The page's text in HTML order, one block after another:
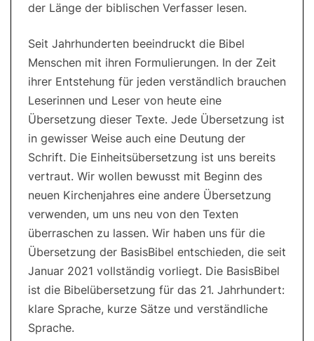
der Länge der biblischen Verfasser lesen.
Seit Jahrhunderten beeindruckt die Bibel
Menschen mit ihren Formulierungen. In der Zeit
ihrer Entstehung für jeden verständlich brauchen
Leserinnen und Leser von heute eine
Übersetzung dieser Texte. Jede Übersetzung ist
in gewisser Weise auch eine Deutung der
Schrift. Die Einheitsübersetzung ist uns bereits
vertraut. Wir wollen bewusst mit Beginn des
neuen Kirchenjahres eine andere Übersetzung
verwenden, um uns neu von den Texten
überraschen zu lassen. Wir haben uns für die
Übersetzung der BasisBibel entschieden, die seit
Januar 2021 vollständig vorliegt. Die BasisBibel
ist die Bibelübersetzung für das 21. Jahrhundert:
klare Sprache, kurze Sätze und verständliche
Sprache.